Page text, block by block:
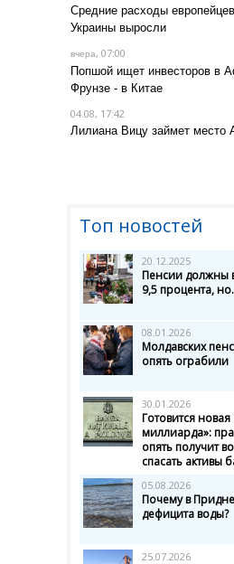
Средние расходы
Украины выросли
вчера, 07:00
Попшой ищет инвесторов в
Фрунзе - в Китае
04.08, 17:42
Лилиана Вицу займет место
Топ новостей
20.12.2025
Пенсии должны
9,5 процента,
08.01.2026
Молдавских
опять ограбили
30.01.2026
Готовится
миллиарда»:
опять получит
спасать активы
05.08.2026
Почему в
дефицита воды?
25.07.2026